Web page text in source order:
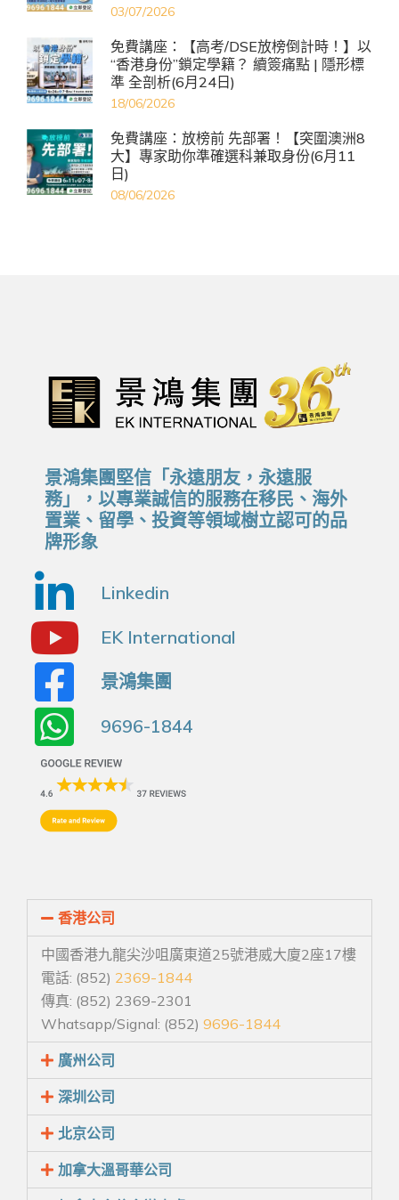
03/07/2026
免費講座：【高考/DSE放榜倒計時！】以
“香港身份”鎖定學籍？ 續簽痛點 | 隱形標
準 全剖析(6月24日)
18/06/2026
免費講座：放榜前 先部署！【突圍澳洲8
大】專家助你準確選科兼取身份(6月11
日)
08/06/2026
景鴻集團堅信「永遠朋友，永遠服
務」，以專業誠信的服務在移民、海外
置業、留學、投資等領域樹立認可的品
牌形象
Linkedin
EK International
景鴻集團
9696-1844
香港公司
中國香港九龍尖沙咀廣東道25號港威大廈2座17樓
電話: (852) 2369-1844
傳真: (852) 2369-2301
Whatsapp/Signal: (852) 9696-1844
廣州公司
深圳公司
北京公司
加拿大溫哥華公司